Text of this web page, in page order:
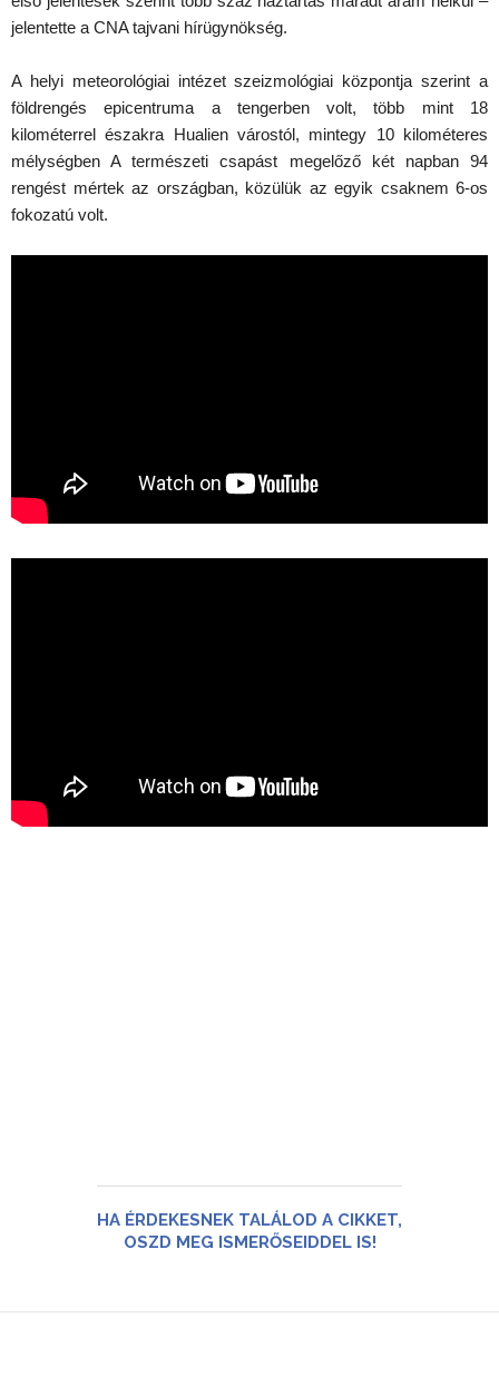
jelentette a CNA tajvani hírügynökség.
A helyi meteorológiai intézet szeizmológiai központja szerint a
földrengés epicentruma a tengerben volt, több mint 18
kilométerrel északra Hualien várostól, mintegy 10 kilométeres
mélységben A természeti csapást megelőző két napban 94
rengést mértek az országban, közülük az egyik csaknem 6-os
fokozatú volt.
HA ÉRDEKESNEK TALÁLOD A CIKKET,
OSZD MEG ISMERŐSEIDDEL IS!